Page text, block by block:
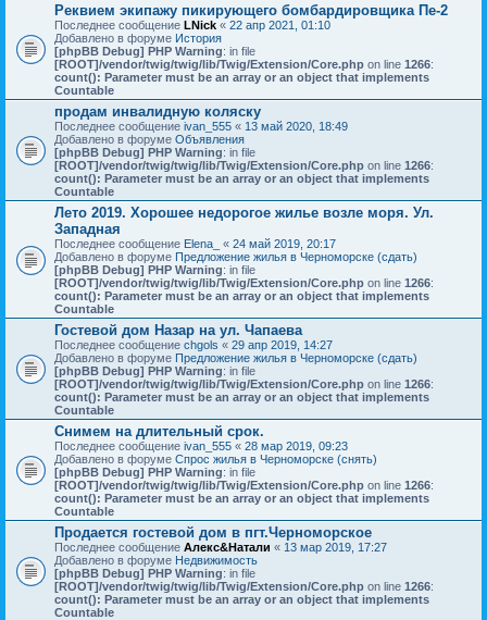
Реквием экипажу пикирующего бомбардировщика Пе-2
Последнее сообщение LNick « 22 апр 2021, 01:10
Добавлено в форуме История
[phpBB Debug] PHP Warning: in file
[ROOT]/vendor/twig/twig/lib/Twig/Extension/Core.php on line 1266:
count(): Parameter must be an array or an object that implements
Countable
продам инвалидную коляску
Последнее сообщение ivan_555 « 13 май 2020, 18:49
Добавлено в форуме Объявления
[phpBB Debug] PHP Warning: in file
[ROOT]/vendor/twig/twig/lib/Twig/Extension/Core.php on line 1266:
count(): Parameter must be an array or an object that implements
Countable
Лето 2019. Хорошее недорогое жилье возле моря. Ул.
Западная
Последнее сообщение Elena_ « 24 май 2019, 20:17
Добавлено в форуме Предложение жилья в Черноморске (сдать)
[phpBB Debug] PHP Warning: in file
[ROOT]/vendor/twig/twig/lib/Twig/Extension/Core.php on line 1266:
count(): Parameter must be an array or an object that implements
Countable
Гостевой дом Назар на ул. Чапаева
Последнее сообщение chgols « 29 апр 2019, 14:27
Добавлено в форуме Предложение жилья в Черноморске (сдать)
[phpBB Debug] PHP Warning: in file
[ROOT]/vendor/twig/twig/lib/Twig/Extension/Core.php on line 1266:
count(): Parameter must be an array or an object that implements
Countable
Снимем на длительный срок.
Последнее сообщение ivan_555 « 28 мар 2019, 09:23
Добавлено в форуме Спрос жилья в Черноморске (снять)
[phpBB Debug] PHP Warning: in file
[ROOT]/vendor/twig/twig/lib/Twig/Extension/Core.php on line 1266:
count(): Parameter must be an array or an object that implements
Countable
Продается гостевой дом в пгт.Черноморское
Последнее сообщение Алекс&Натали « 13 мар 2019, 17:27
Добавлено в форуме Недвижимость
[phpBB Debug] PHP Warning: in file
[ROOT]/vendor/twig/twig/lib/Twig/Extension/Core.php on line 1266:
count(): Parameter must be an array or an object that implements
Countable